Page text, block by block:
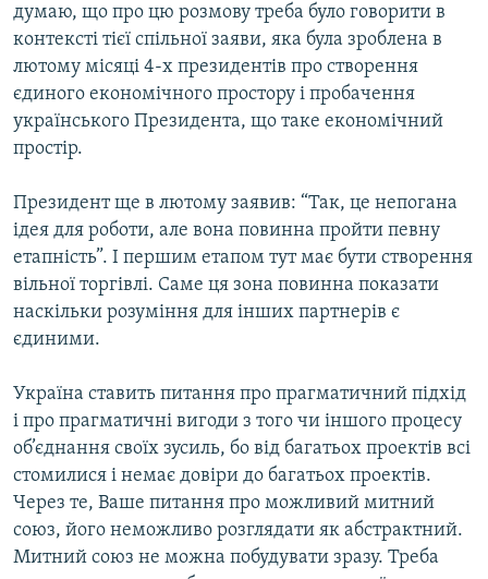
думаю, що про цю розмову треба було говорити в
контексті тієї спільної заяви, яка була зроблена в
лютому місяці 4-х президентів про створення
єдиного економічного простору і пробачення
українського Президента, що таке економічний
простір.
Президент ще в лютому заявив: “Так, це непогана
ідея для роботи, але вона повинна пройти певну
етапність”. І першим етапом тут має бути створення
вільної торгівлі. Саме ця зона повинна показати
наскільки розуміння для інших партнерів є
єдиними.
Україна ставить питання про прагматичний підхід
і про прагматичні вигоди з того чи іншого процесу
об’єднання своїх зусиль, бо від багатьох проектів всі
стомилися і немає довіри до багатьох проектів.
Через те, Ваше питання про можливий митний
союз, його неможливо розглядати як абстрактний.
Митний союз не можна побудувати зразу. Треба